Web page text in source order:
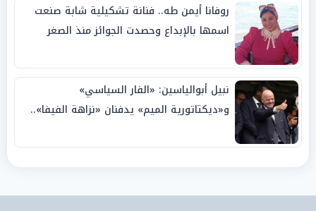
روفانا أيمن طه.. فنانة تشكيلية شابة صنعت
اسمها بالإبداع وحصدت الجوائز منذ الصغر
نبيل أبوالياسين: «الفار السياسي»
و«ديكتاتورية الميم» يدفنان «نزاهة الفيفا»..